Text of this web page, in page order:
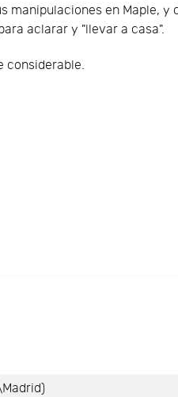
en Maple, y
aclarar y "llevar a casa".
considerable.